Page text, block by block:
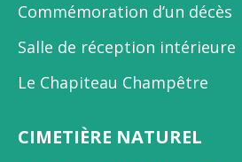
Commémoration d’un décès
Salle de réception intérieure
Le Chapiteau Champêtre
CIMETIÈRE NATUREL